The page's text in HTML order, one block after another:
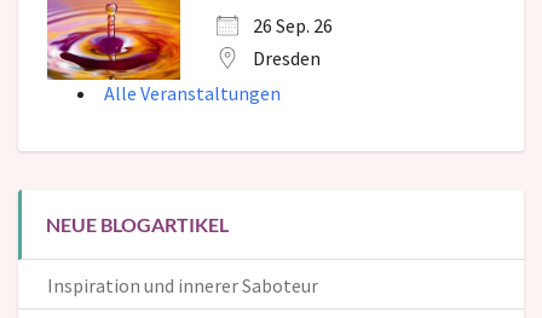
26 Sep. 26
Dresden
Alle Veranstaltungen
NEUE BLOGARTIKEL
Inspiration und innerer Saboteur